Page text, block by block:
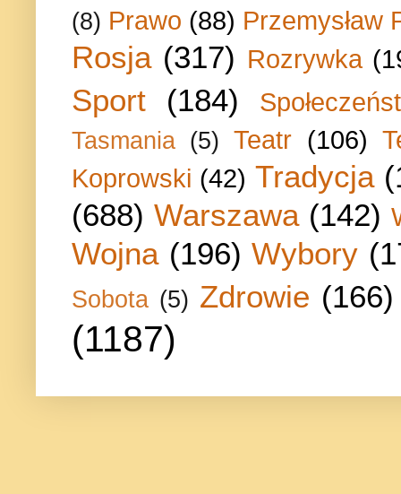
(8) Prawo (88) Przemysław
Rosja (317) Rozrywka
Sport (184)
Tasmania (5) Teatr (106)
Koprowski (42) Tradycja
(688) Warszawa (142)
Wojna (196) Wybory
Sobota (5) Zdrowie (166)
(1187)